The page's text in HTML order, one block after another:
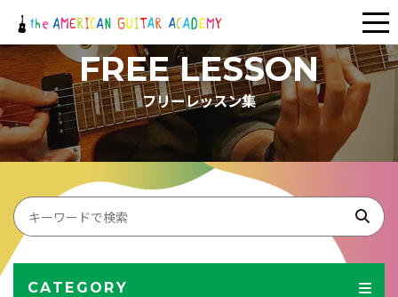
FREE LESSON
フリーレッスン集
CATEGORY
メ
ニ
ュ
ー